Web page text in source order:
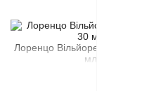
Муск духи 30